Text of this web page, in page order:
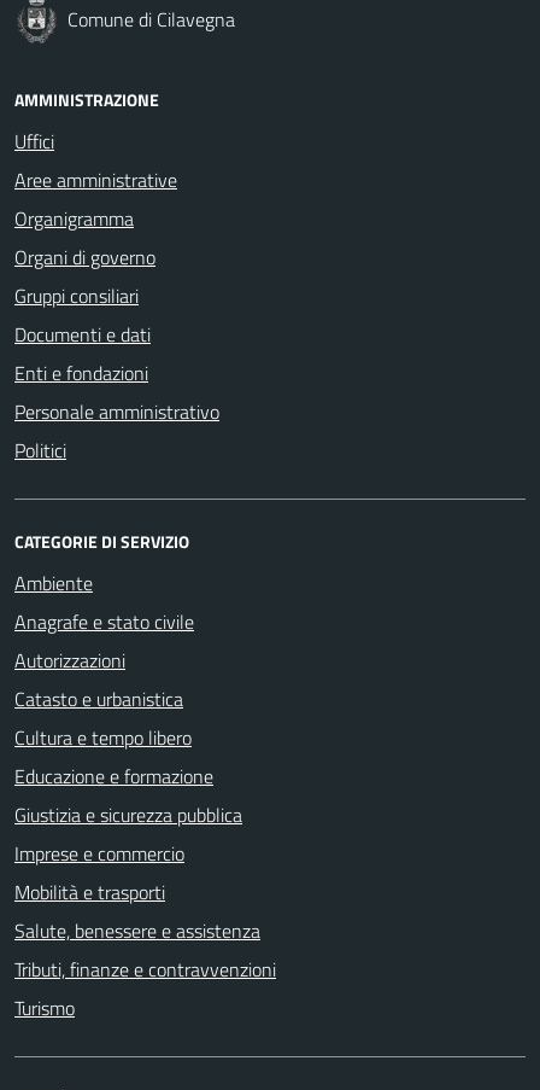
Comune di Cilavegna
AMMINISTRAZIONE
Uffici
Aree amministrative
Organigramma
Organi di governo
Gruppi consiliari
Documenti e dati
Enti e fondazioni
Personale amministrativo
Politici
CATEGORIE DI SERVIZIO
Ambiente
Anagrafe e stato civile
Autorizzazioni
Catasto e urbanistica
Cultura e tempo libero
Educazione e formazione
Giustizia e sicurezza pubblica
Imprese e commercio
Mobilità e trasporti
Salute, benessere e assistenza
Tributi, finanze e contravvenzioni
Turismo